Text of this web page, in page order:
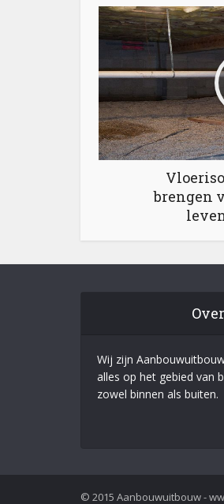
brengen
Wij zijn
alles op het gebied van
zowel binnen als buiten.
© 2015 Aanbouwuitbouw -